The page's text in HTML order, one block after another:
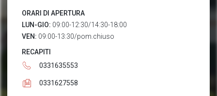
ORARI DI APERTURA
LUN-GIO: 09:00-12:30/14:30-18:00
VEN: 09:00-13:30/pom.chiuso
RECAPITI
0331635553
0331627558